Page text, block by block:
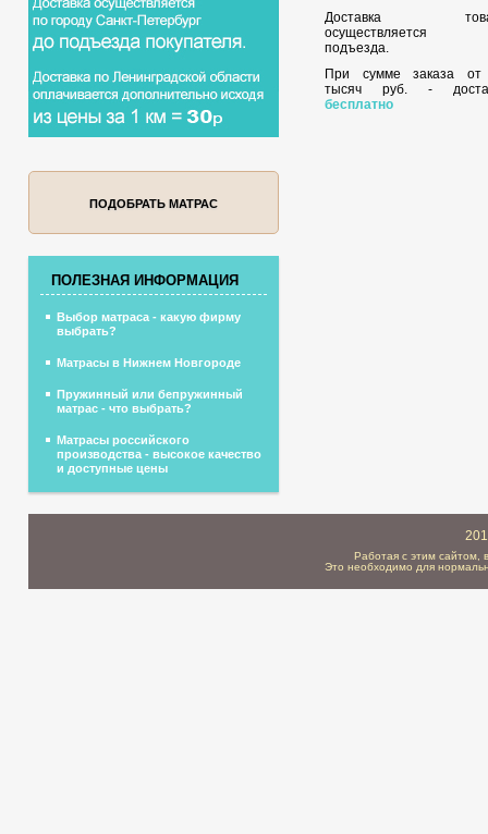
Доставка
осуществляется
подъезда.
При сумме заказа
тысяч руб. -
бесплатно
ПОДОБРАТЬ МАТРАС
ПОЛЕЗНАЯ ИНФОРМАЦИЯ
Выбор матраса - какую фирму
выбрать?
Матрасы в Нижнем Новгороде
Пружинный или бепружинный
матрас - что выбрать?
Матрасы российского
производства - высокое качество
и доступные цены
Работая с этим сайтом,
Это необходимо для